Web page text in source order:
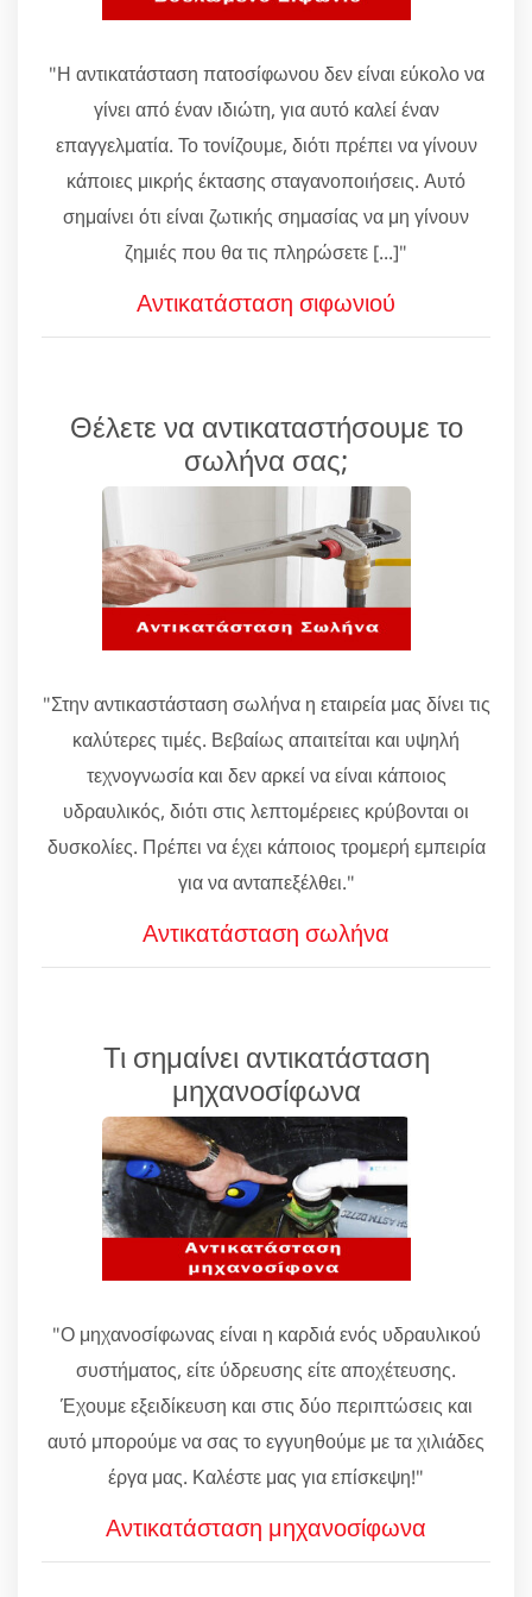
"Η αντικατάσταση πατοσίφωνου δεν είναι εύκολο να
γίνει από έναν ιδιώτη, για αυτό καλεί έναν
επαγγελματία. Το τονίζουμε, διότι πρέπει να γίνουν
κάποιες μικρής έκτασης σταγανοποιήσεις. Αυτό
σημαίνει ότι είναι ζωτικής σημασίας να μη γίνουν
ζημιές που θα τις πληρώσετε [...]"
Αντικατάσταση σιφωνιού
Θέλετε να αντικαταστήσουμε το
σωλήνα σας;
"Στην αντικαστάσταση σωλήνα η εταιρεία μας δίνει τις
καλύτερες τιμές. Βεβαίως απαιτείται και υψηλή
τεχνογνωσία και δεν αρκεί να είναι κάποιος
υδραυλικός, διότι στις λεπτομέρειες κρύβονται οι
δυσκολίες. Πρέπει να έχει κάποιος τρομερή εμπειρία
για να ανταπεξέλθει."
Αντικατάσταση σωλήνα
Τι σημαίνει αντικατάσταση
μηχανοσίφωνα
"Ο μηχανοσίφωνας είναι η καρδιά ενός υδραυλικού
συστήματος, είτε ύδρευσης είτε αποχέτευσης.
Έχουμε εξειδίκευση και στις δύο περιπτώσεις και
αυτό μπορούμε να σας το εγγυηθούμε με τα χιλιάδες
έργα μας. Καλέστε μας για επίσκεψη!"
Αντικατάσταση μηχανοσίφωνα